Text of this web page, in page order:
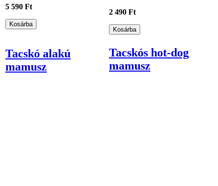
5 590 Ft
2 490 Ft
Tacskó alakú
mamusz
Tacskós hot-dog
mamusz